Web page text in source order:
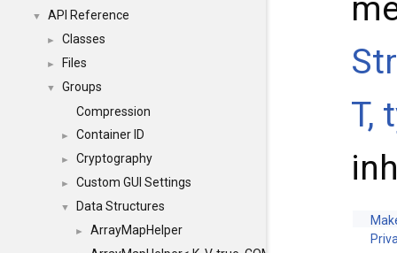
▼ API Reference
► Classes
► Files
▼
Groups
Compression
► Container ID
► Cryptography
► Custom GUI Settings
▼ Data Structures
► ArrayMapHelper
T,